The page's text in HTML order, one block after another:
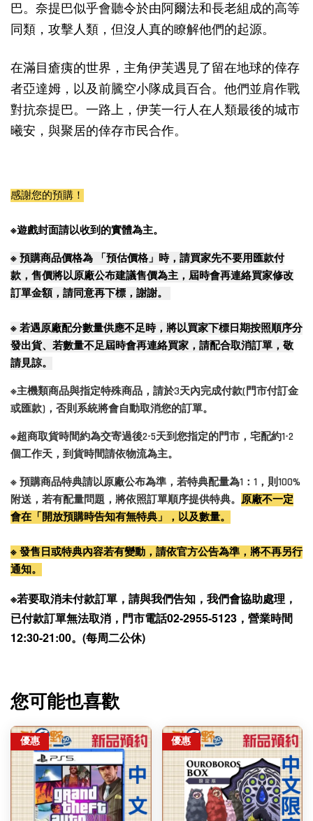
巴。奈提巴似乎會聽令於由阿爾法和長老組成的高等
同類，攻擊人類，但沒人真的瞭解他們的起源。
在滿目瘡痍的世界，主角伊芙遇見了留在地球的倖存
者亞達姆，以及前騰空小隊成員百合。他們並肩作戰
對抗奈提巴。一路上，伊芙一行人在人類最後的城市
曦安，與聚居的倖存市民合作。
感謝您的預購！
※遊戲封面請以收到的實體為主。
※ 預購商品價格為 「預估價格」時，請買家先不要用匯款付
款，售價將以原廠公布建議售價為主，屆時會再連絡買家修改
訂單金額，請同意再下標，謝謝。
※ 若遇原廠配分數量供應不足時，將以買家下標日期按照順序分
發出貨、若數量不足屆時會再連絡買家，請配合取消訂單，敬
請見諒。
※主機類商品與指定特殊商品，請於3天內完成付款(門市付訂金
或匯款)，否則系統將會自動取消您的訂單。
※超商取貨時間約為交寄過後2-5天到您指定的門市，宅配約1-2
個工作天，到貨時間請依物流為主。
※ 預購商品特典請以原廠公布為準，若特典配量為1：1，則100%
附送，若有配量問題，將依照訂單順序提供特典。 原廠不一定
會在「開放預購時告知有無特典」，以及數量。
※ 發售日或特典內容若有變動，請依官方公告為準，將不再另行
通知。
※若要取消未付款訂單，請與我們告知，我們會協助處理，
已付款訂單無法取消，門市電話02-2955-5123，營業時間
12:30-21:00。(每周二公休)
您可能也喜歡
優惠 優惠